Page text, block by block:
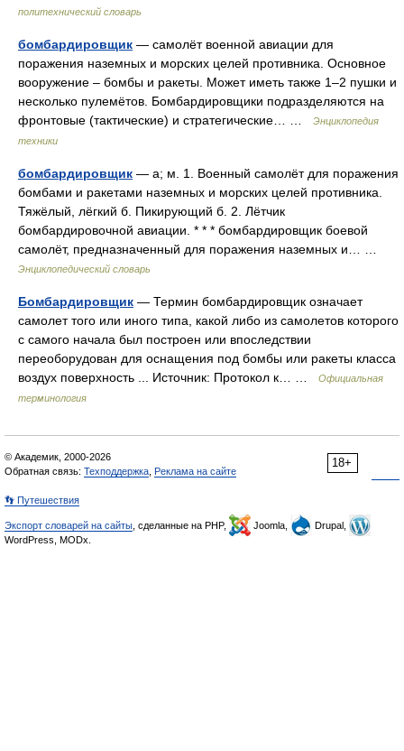
политехнический словарь
бомбардировщик — самолёт военной авиации для
поражения наземных и морских целей противника. Основное
вооружение – бомбы и ракеты. Может иметь также 1–2 пушки и
несколько пулемётов. Бомбардировщики подразделяются на
фронтовые (тактические) и стратегические… …
Энциклопедия
техники
бомбардировщик — а; м. 1. Военный самолёт для поражения
бомбами и ракетами наземных и морских целей противника.
Тяжёлый, лёгкий б. Пикирующий б. 2. Лётчик
бомбардировочной авиации. * * * бомбардировщик боевой
самолёт, предназначенный для поражения наземных и… …
Энциклопедический словарь
Бомбардировщик — Термин бомбардировщик означает
самолет того или иного типа, какой либо из самолетов которого
с самого начала был построен или впоследствии
переоборудован для оснащения под бомбы или ракеты класса
воздух поверхность ... Источник: Протокол к… …
Официальная
терминология
18+
© Академик, 2000-2026
Обратная связь: Техподдержка Реклама на сайте
👣 Путешествия
Экспорт словарей на сайты , сделанные на PHP, Joomla,
Drupal,
WordPress, MODx.